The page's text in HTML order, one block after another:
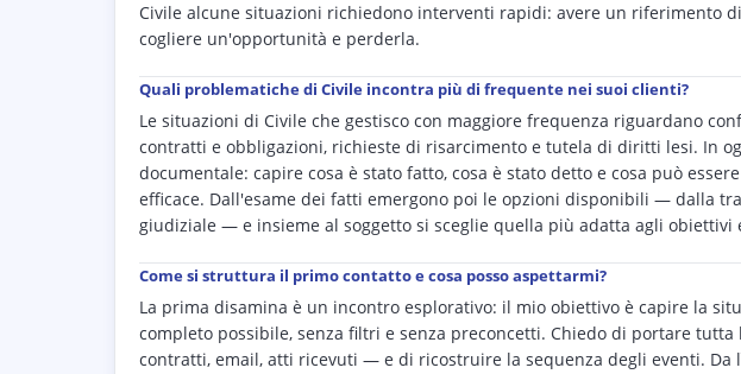
Civile alcune situazioni richiedono interventi rapidi: avere un riferimento
cogliere un'opportunità e perderla.
Quali problematiche di Civile incontra più di frequente nei suoi clienti?
Le situazioni di Civile che gestisco con maggiore frequenza riguardano
contratti e obbligazioni, richieste di risarcimento e tutela di diritti lesi. In
documentale: capire cosa è stato fatto, cosa è stato detto e cosa può
efficace. Dall'esame dei fatti emergono poi le opzioni disponibili — dalla
giudiziale — e insieme al soggetto si sceglie quella più adatta agli obiettivi
Come si struttura il primo contatto e cosa posso aspettarmi?
La prima disamina è un incontro esplorativo: il mio obiettivo è capire la
completo possibile, senza filtri e senza preconcetti. Chiedo di portare
contratti, email, atti ricevuti — e di ricostruire la sequenza degli eventi. Da